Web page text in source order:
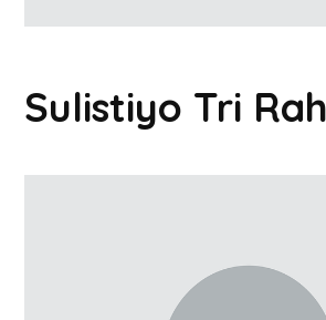
Sulistiyo Tri